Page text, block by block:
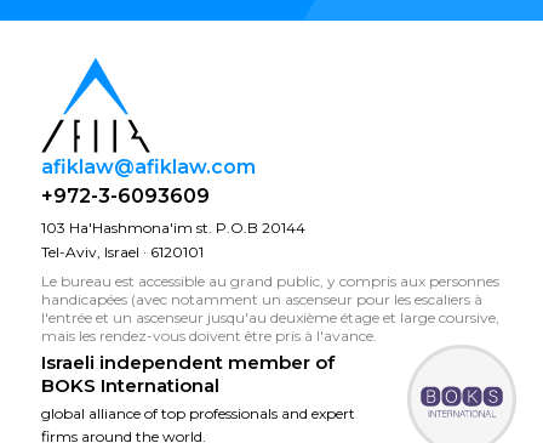
afiklaw@afiklaw.com
+972-3-6093609
103 Ha'Hashmona'im st. P.O.B 20144
Tel-Aviv, Israel · 6120101
Le bureau est accessible au grand public, y compris aux personnes
handicapées (avec notamment un ascenseur pour les escaliers à
l'entrée et un ascenseur jusqu'au deuxième étage et large coursive,
mais les rendez-vous doivent être pris à l'avance.
Israeli independent member of
BOKS International
global alliance of top professionals and expert
firms around the world.